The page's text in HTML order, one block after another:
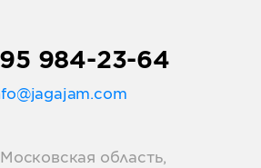
984-23-64
Московская область,